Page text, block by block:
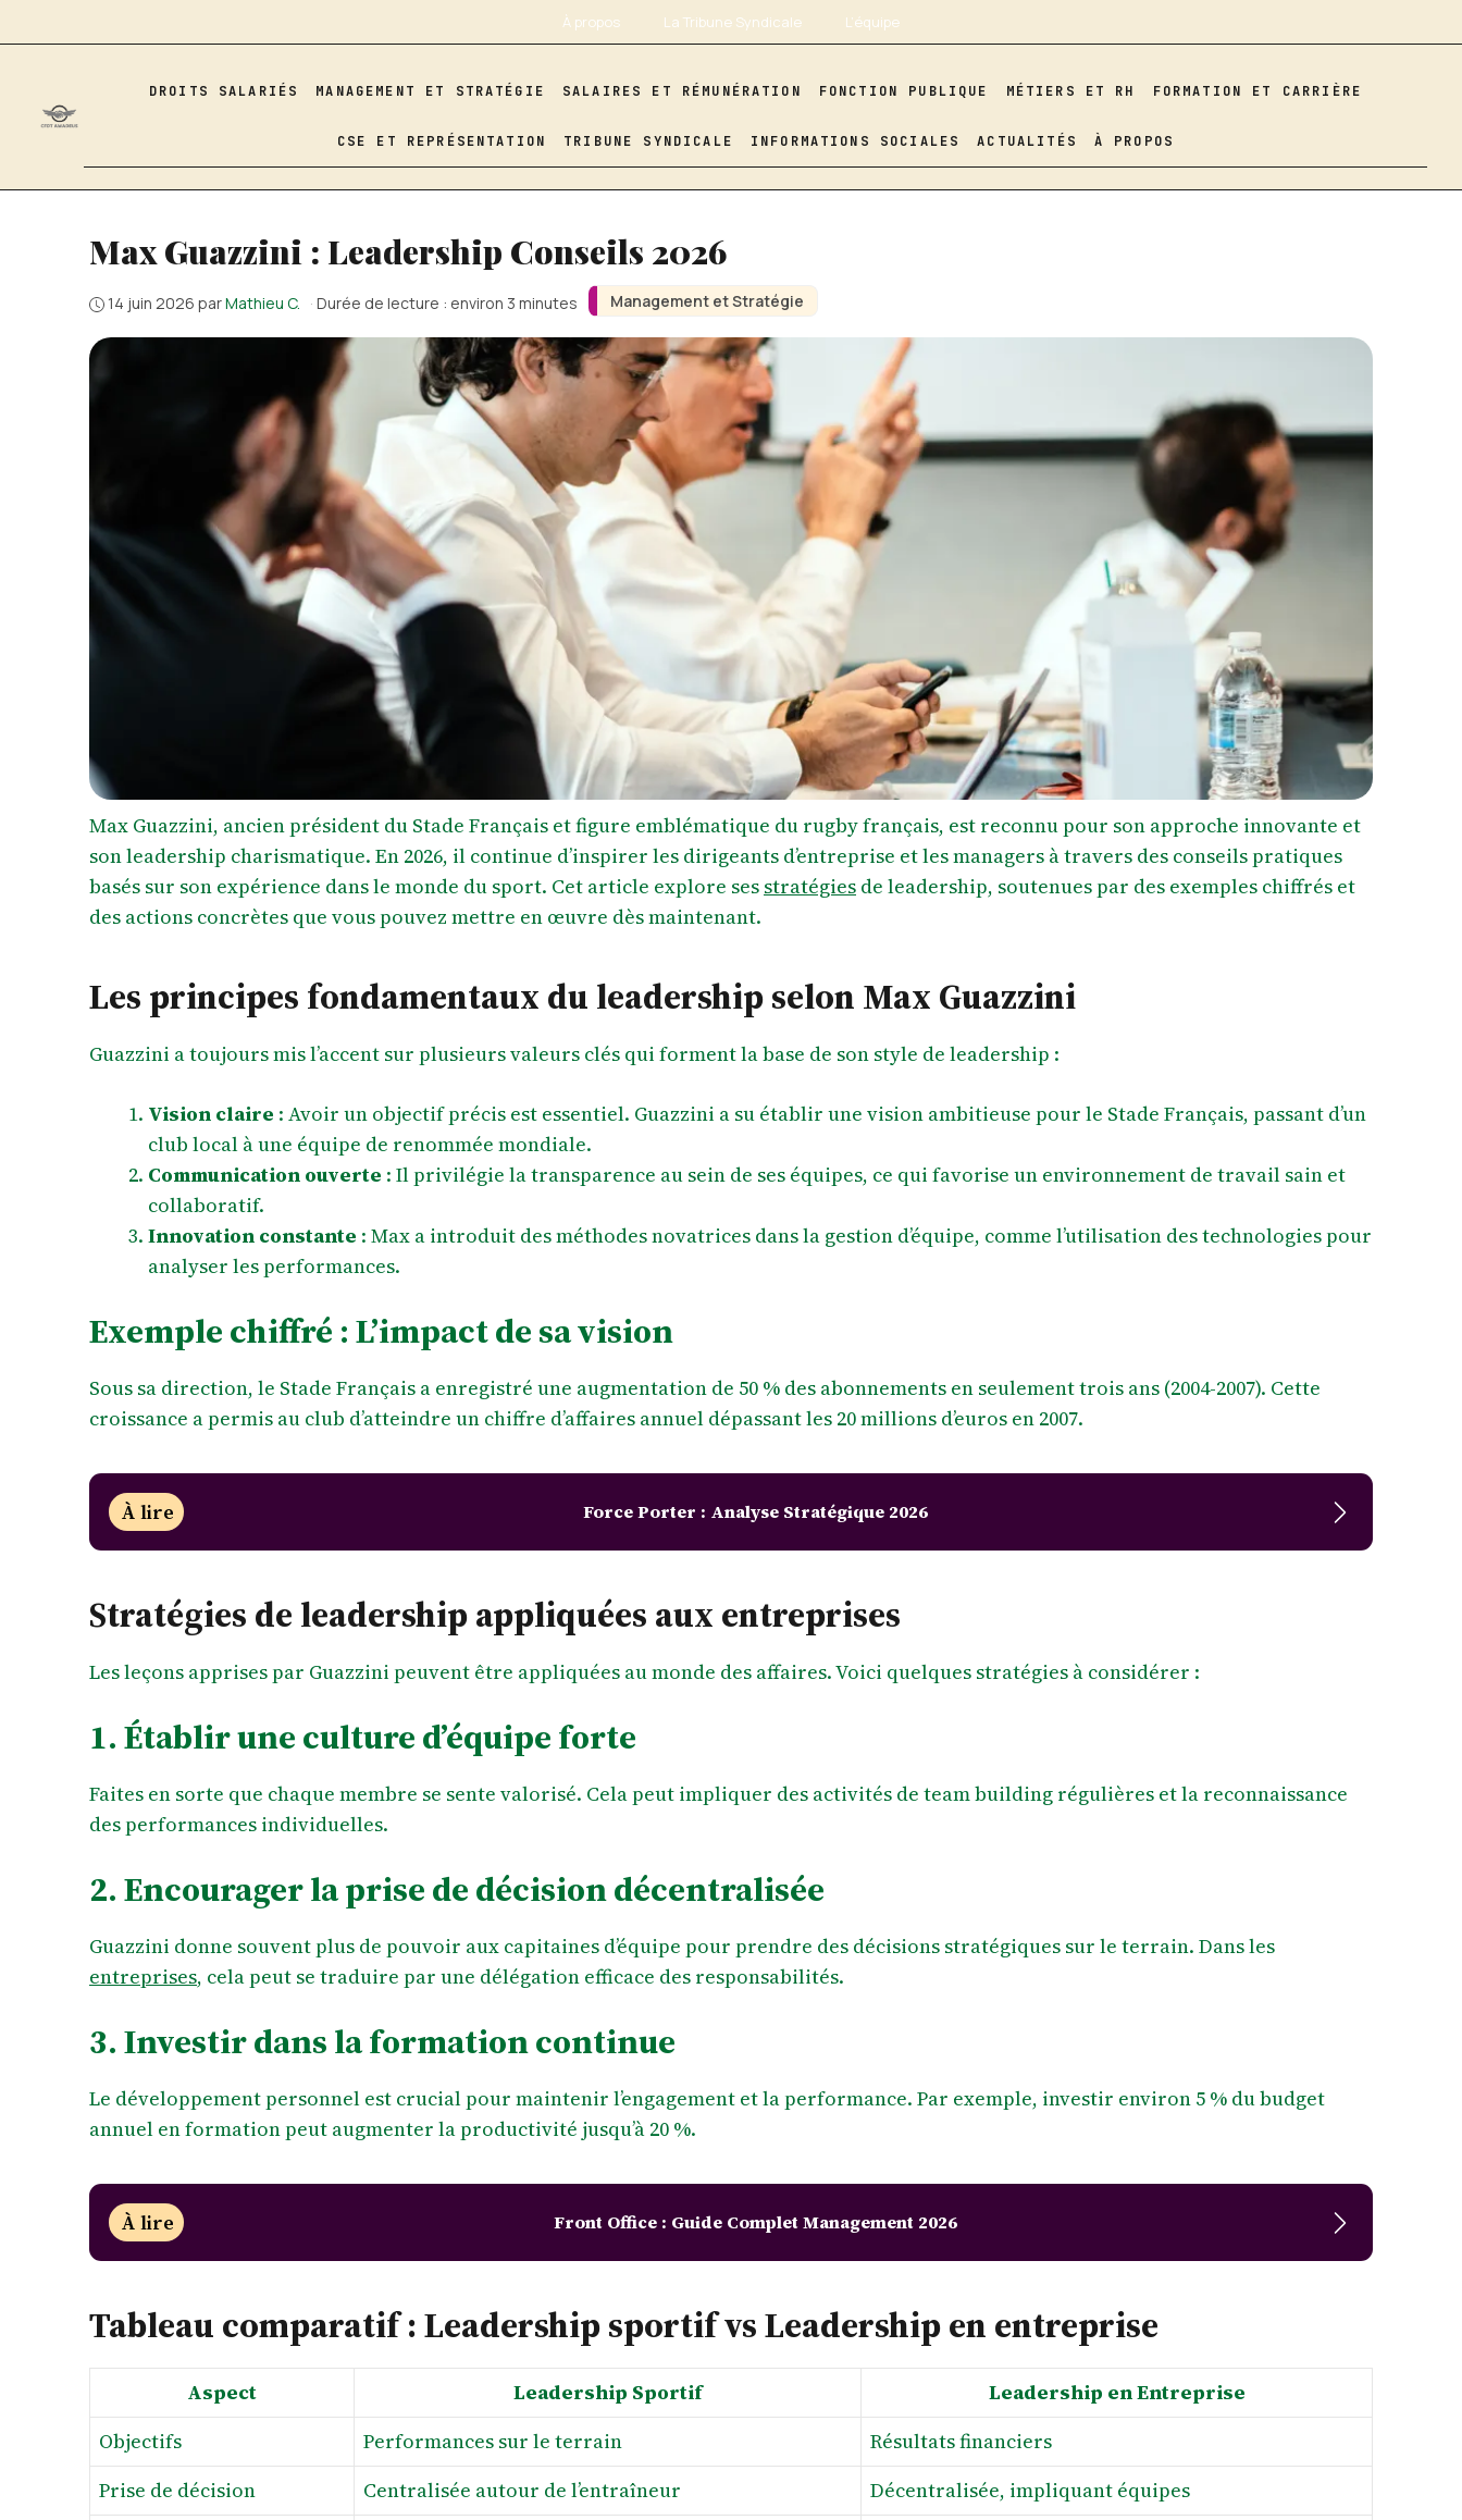
au
À propos La Tribune Syndicale L’équipe
DROITS SALARIÉS MANAGEMENT ET STRATÉGIE SALAIRES ET RÉMUNÉRATION FONCTION PUBLIQUE MÉTIERS ET RH FORMATION ET CARRIÈRE
CSE ET REPRÉSENTATION TRIBUNE SYNDICALE INFORMATIONS SOCIALES ACTUALITÉS À PROPOS
Management et Stratégie
Max Guazzini : Leadership Conseils 2026
14 juin 2026 parMathieu C. · Durée de lecture : environ 3 minutes
Max Guazzini, ancien président du Stade Français et figure emblématique du rugby français, est reconnu pour son approche innovante et
son leadership charismatique. En 2026, il continue d’inspirer les dirigeants d’entreprise et les managers à travers des conseils pratiques
basés sur son expérience dans le monde du sport. Cet article explore ses stratégies de leadership, soutenues par des exemples chiffrés et
des actions concrètes que vous pouvez mettre en œuvre dès maintenant.
Les principes fondamentaux du leadership selon Max Guazzini
Guazzini a toujours mis l’accent sur plusieurs valeurs clés qui forment la base de son style de leadership :
Vision claire : Avoir un objectif précis est essentiel. Guazzini a su établir une vision ambitieuse pour le Stade Français, passant d’un
club local à une équipe de renommée mondiale.
Communication ouverte : Il privilégie la transparence au sein de ses équipes, ce qui favorise un environnement de travail sain et
collaboratif.
Innovation constante : Max a introduit des méthodes novatrices dans la gestion d’équipe, comme l’utilisation des technologies pour
analyser les performances.
Exemple chiffré : L’impact de sa vision
Sous sa direction, le Stade Français a enregistré une augmentation de 50 % des abonnements en seulement trois ans (2004-2007). Cette
croissance a permis au club d’atteindre un chiffre d’affaires annuel dépassant les 20 millions d’euros en 2007.
À lire Force Porter : Analyse Stratégique 2026
Stratégies de leadership appliquées aux entreprises
Les leçons apprises par Guazzini peuvent être appliquées au monde des affaires. Voici quelques stratégies à considérer :
1. Établir une culture d’équipe forte
Faites en sorte que chaque membre se sente valorisé. Cela peut impliquer des activités de team building régulières et la reconnaissance
des performances individuelles.
2. Encourager la prise de décision décentralisée
Guazzini donne souvent plus de pouvoir aux capitaines d’équipe pour prendre des décisions stratégiques sur le terrain. Dans les
entreprises, cela peut se traduire par une délégation efficace des responsabilités.
3. Investir dans la formation continue
Le développement personnel est crucial pour maintenir l’engagement et la performance. Par exemple, investir environ 5 % du budget
annuel en formation peut augmenter la productivité jusqu’à 20 %.
À lire Front Office : Guide Complet Management 2026
Tableau comparatif : Leadership sportif vs Leadership en entreprise
Aspect Leadership Sportif
Leadership en Entreprise
Objectifs
Performances sur le terrain
Résultats financiers
Prise de décision
Centralisée autour de l’entraîneur
Décentralisée, impliquant équipes